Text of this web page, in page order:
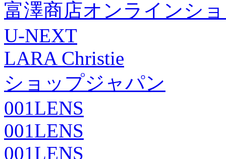
富澤商店オンラインシ
U-NEXT
LARA Christie
ショップジャパン
001LENS
001LENS
001LENS